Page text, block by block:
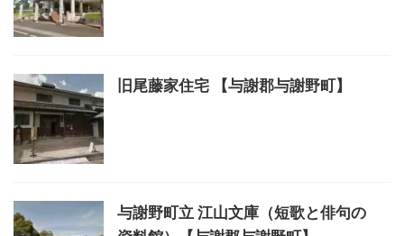
旧尾藤家住宅 【与謝郡与謝野町】
与謝野町立 江山文庫（短歌と俳句の